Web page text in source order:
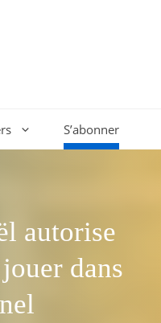
S’abonner
autorise
dans